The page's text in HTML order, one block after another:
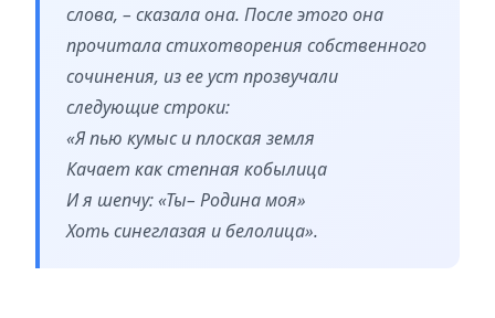
слова, – cказала она. После этого она
прочитала стихотворения собственного
сочинения, из ее уст прозвучали
следующие строки:
«Я пью кумыс и плоская земля
Качает как степная кобылица
И я шепчу: «Ты– Родина моя»
Хоть синеглазая и белолица».